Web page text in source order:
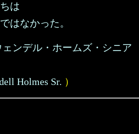
は
はなかった。
ェンデル・ホームズ・シニア
Holmes Sr. ）